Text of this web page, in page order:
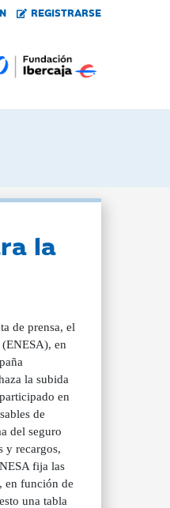
REGISTRARSE
la
de prensa, el
en
la subida
en
de
del seguro
y recargos,
fija las
en función de
una tabla